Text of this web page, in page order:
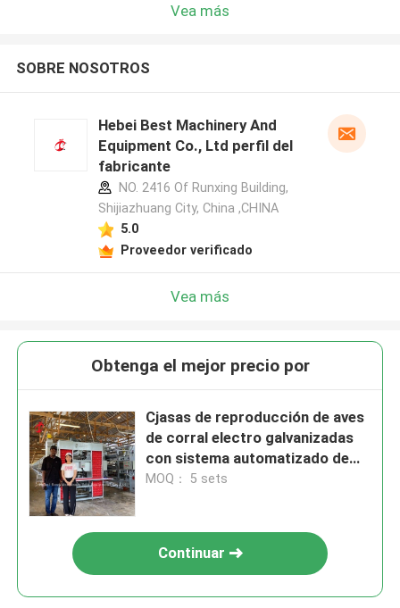
Vea más
SOBRE NOSOTROS
Hebei Best Machinery And
Equipment Co., Ltd perfil del
fabricante
NO. 2416 Of Runxing Building,
Shijiazhuang City, China ,CHINA
5.0
Proveedor verificado
Vea más
Obtenga el mejor precio por
Cjasas de reproducción de aves
de corral electro galvanizadas
con sistema automatizado de
alimentación y riego Doris
MOQ： 5 sets
Continuar